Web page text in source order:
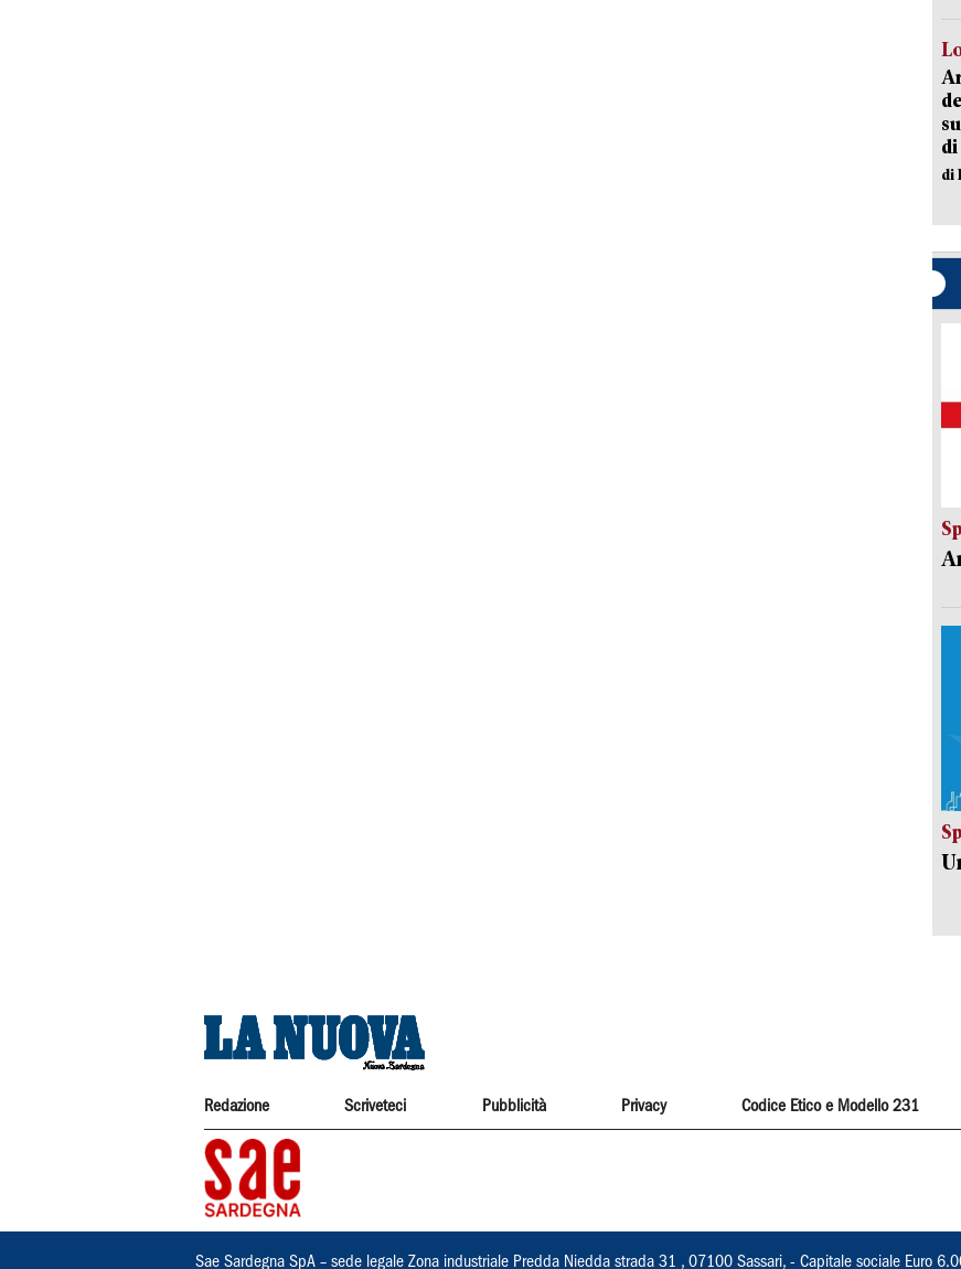
di
Redazione Scriveteci Pubblicità Privacy Codice Etico e Modello 231
Sae Sardegna SpA – sede legale Zona industriale Predda Niedda strada 31 , 07100 Sassari, - Capitale sociale Euro